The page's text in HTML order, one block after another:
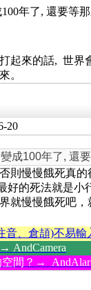
年了, 還要等那
起來的話, 世界
。
20
成100年了, 還要
則慢慢餓死真
好的死法就是小
就慢慢餓死吧，
音、倉頡)不易
AndCamera
空間？→